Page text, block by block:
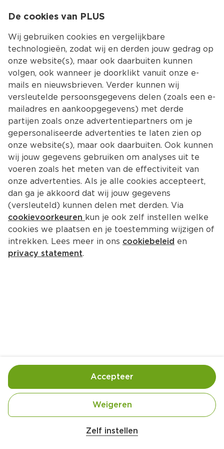
Kies jouw
Terug Producten
Fuze Tea Green tea tropical
passionfruit zero
Handige informatie over dit product
Rainforest Alliance people and nature
De cookies van PLUS
Wij gebruiken cookies en vergelijkbare
technologieën, zodat wij en derden jouw gedrag op
onze website(s), maar ook daarbuiten kunnen
volgen, ook wanneer je doorklikt vanuit onze e-
mails en nieuwsbrieven. Verder kunnen wij
versleutelde persoonsgegevens delen (zoals een e-
mailadres en aankoopgegevens) met derde
partijen zoals onze advertentiepartners om je
gepersonaliseerde advertenties te laten zien op
onze website(s), maar ook daarbuiten. Ook kunnen
wij jouw gegevens gebruiken om analyses uit te
voeren zoals het meten van de effectiviteit van
onze advertenties. Als je alle cookies accepteert,
dan ga je akkoord dat wij jouw gegevens
(versleuteld) kunnen delen met derden. Via
cookievoorkeuren kun je ook zelf instellen welke
cookies we plaatsen en je toestemming wijzigen of
intrekken. Lees meer in ons cookiebeleid en
privacy statement.
Zelf instellen
Weigeren
Accepteer